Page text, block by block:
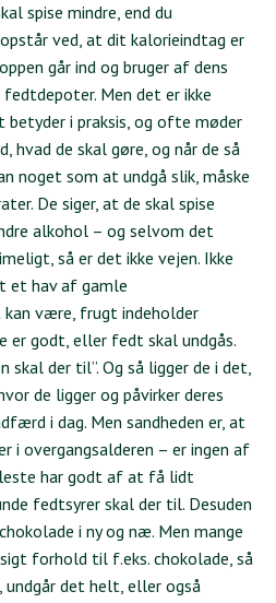
spise mindre, end du
ved, at dit kalorieindtag er
går ind og bruger af dens
fedtdepoter. Men det er ikke
betyder i praksis, og ofte møder
hvad de skal gøre, og når de så
noget som at undgå slik, måske
De siger, at de skal spise
alkohol – og selvom det
så er det ikke vejen. Ikke
et hav af gamle
være, frugt indeholder
er godt, eller fedt skal undgås.
skal der til”. Og så ligger de i det,
de ligger og påvirker deres
i dag. Men sandheden er, at
i overgangsalderen – er ingen af
har godt af at få lidt
fedtsyrer skal der til. Desuden
i ny og næ. Men mange
forhold til f.eks. chokolade, så
det helt, eller også